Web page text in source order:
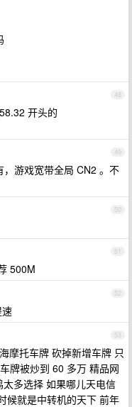
48
开头的
49
游戏宽带全局 CN2 。不
50
51
500M
52
53
摩托车牌 砍掉新增车牌 只
牌被炒到 60 多万 精品网
多选择 如果哪儿天电信
候就是中转机的天下 前年